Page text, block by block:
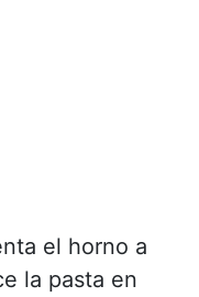
el horno a
la pasta en